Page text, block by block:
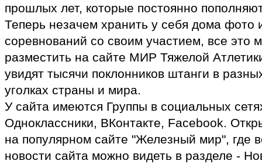
прошлых лет, которые постоянно
Теперь незачем хранить у себя дома фото
соревнований со своим участием, все это
разместить на сайте МИР Тяжелой
увидят тысячи поклонников штанги в
уголках страны и мира.
У сайта имеются Группы в социальных
Одноклассники, ВКонтакте, Facebook.
на популярном сайте "Железный мир", где
новости сайта можно видеть в разделе -